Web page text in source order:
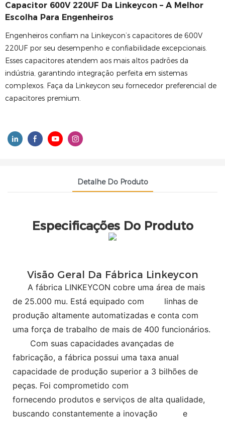
Capacitor 600V 220UF Da Linkeycon – A Melhor
Escolha Para Engenheiros
Engenheiros confiam na Linkeycon’s capacitores de 600V
220UF por seu desempenho e confiabilidade excepcionais.
Esses capacitores atendem aos mais altos padrões da
indústria, garantindo integração perfeita em sistemas
complexos. Faça da Linkeycon seu fornecedor preferencial de
capacitores premium.
Detalhe Do Produto
Especificações Do Produto
Visão Geral Da Fábrica Linkeycon
A fábrica LINKEYCON cobre uma área de mais
de 25.000 mu. Está equipado com
linhas de
produção altamente automatizadas e conta com
uma força de trabalho de mais de 400 funcionários.
Com suas capacidades avançadas de
fabricação, a fábrica possui uma taxa anual
capacidade de produção superior a 3 bilhões de
peças. Foi comprometido com
fornecendo produtos e serviços de alta qualidade,
buscando constantemente a inovação e